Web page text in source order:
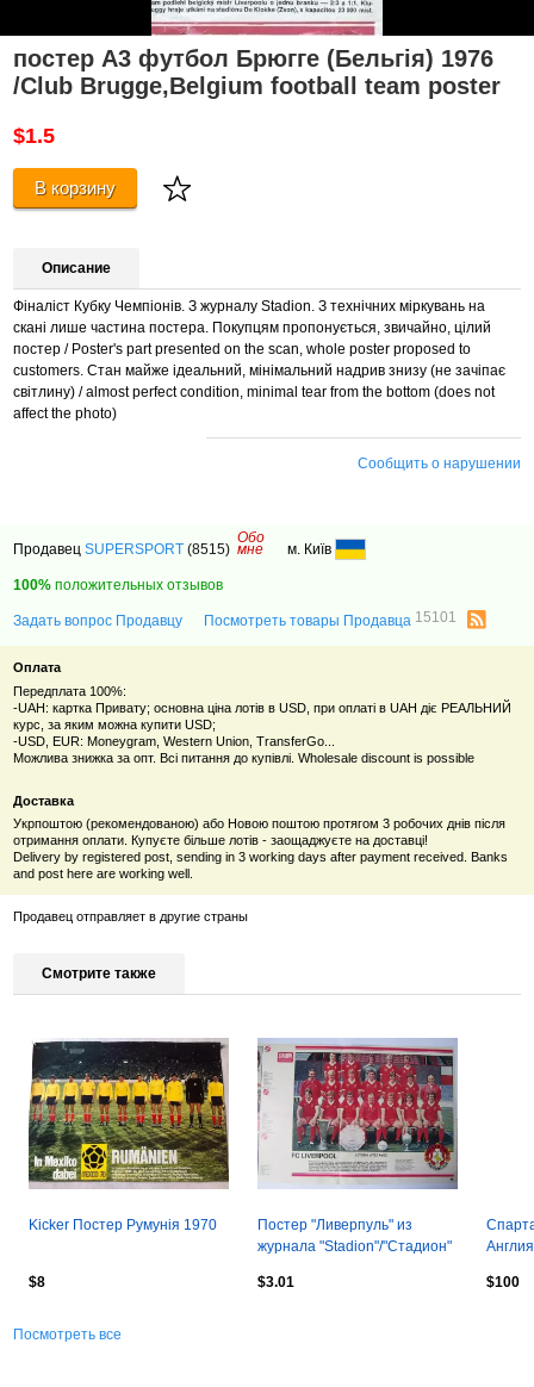
постер А3 футбол Брюгге (Бельгія) 1976
/Club Brugge,Belgium football team poster
$1.5
В корзину
Описание
Фіналіст Кубку Чемпіонів. З журналу Stadion. З технічних міркувань на
скані лише частина постера. Покупцям пропонується, звичайно, цілий
постер / Poster's part presented on the scan, whole poster proposed to
customers. Стан майже ідеальний, мінімальний надрив знизу (не зачіпає
світлину) / almost perfect condition, minimal tear from the bottom (does not
affect the photo)
Сообщить о нарушении
ПродавецSUPERSPORT (8515)
Обо
мне м. Київ
100% положительных отзывов
Задать вопрос Продавцу Посмотреть товары Продавца 15101
Оплата
Передплата 100%:
-UAH: картка Привату; основна ціна лотів в USD, при оплаті в UAH діє РЕАЛЬНИЙ
курс, за яким можна купити USD;
-USD, EUR: Moneygram, Western Union, TransferGo...
Можлива знижка за опт. Всі питання до купівлі. Wholesale discount is possible
Доставка
Укрпоштою (рекомендованою) або Новою поштою протягом 3 робочих днів після
отримання оплати. Купуєте більше лотів - заощаджуєте на доставці!
Delivery by registered post, sending in 3 working days after payment received. Banks
and post here are working well.
Продавец отправляет в другие страны
Смотрите также
Kicker Постер Румунія 1970
$8
Постер "Ливерпуль" из
журнала "Stadion"/"Стадион"
$3.01
$100
Посмотреть все